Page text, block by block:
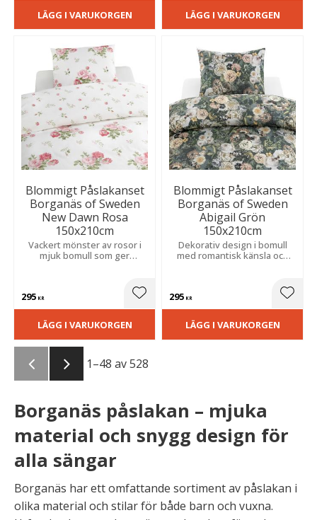
LÄGG I VARUKORGEN LÄGG I VARUKORGEN
Blommigt Påslakanset
Borganäs of Sweden
New Dawn Rosa
150x210cm
Vackert mönster av rosor i
mjuk bomull som ger
295 KR Lägg till i favoriter
LÄGG I VARUKORGEN
Blommigt Påslakanset
Borganäs of Sweden
Abigail Grön
150x210cm
Dekorativ design i bomull
med romantisk känsla och
295 KR
LÄGG I VARUKORGEN
1–48 av528
Borganäs påslakan – mjuka
material och snygg design för
alla sängar
Borganäs har ett omfattande sortiment av påslakan i
olika material och stilar för både barn och vuxna.